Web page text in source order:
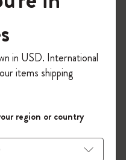
ますか？
へようこそ
すると、初回注
になります。セ
は適用外。
成して限定オフ
多くのインスピ
れましょう。
in USD. International
items shipping
region or country